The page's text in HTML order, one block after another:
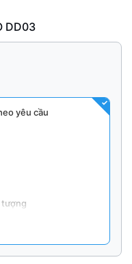
DD03
yêu cầu
tượng